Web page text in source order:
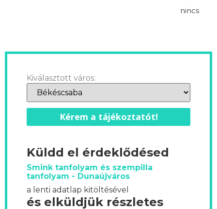
nincs
Kiválasztott város:
Kérem a tájékoztatót!
Küldd el érdeklődésed
Smink tanfolyam és szempilla
tanfolyam - Dunaújváros
a lenti adatlap kitöltésével
és elküldjük részletes